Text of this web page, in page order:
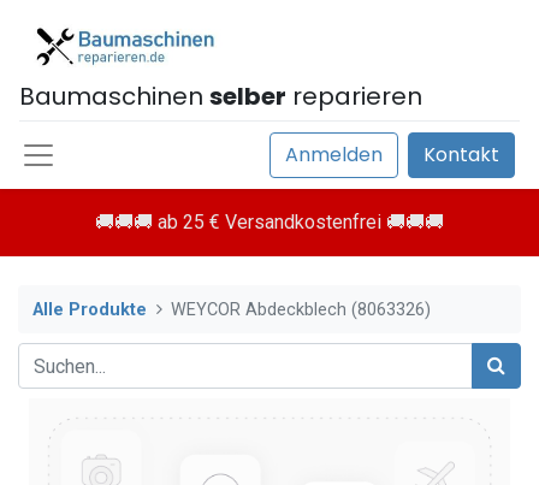
Baumaschinen selber reparieren
Anmelden Kontakt
🚚🚚🚚 ab 25 € Versandkostenfrei 🚚🚚🚚
Alle Produkte WEYCOR Abdeckblech (8063326)